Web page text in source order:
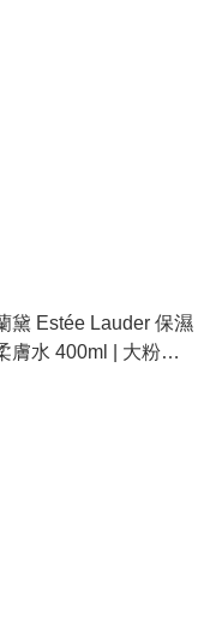
黛 Estée Lauder 保濕
膚水 400ml | 大粉